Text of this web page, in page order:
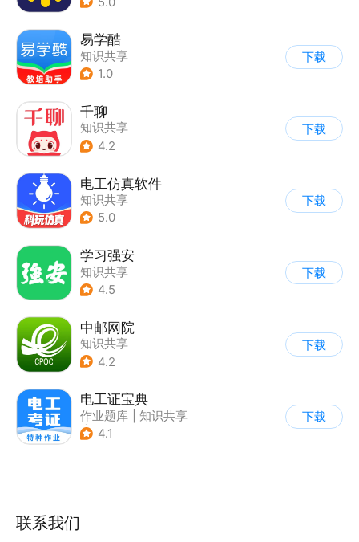
易学酷
知识共享
1.0
下载
千聊
知识共享
4.2
下载
电工仿真软件
知识共享
5.0
下载
学习强安
知识共享
4.5
下载
中邮网院
知识共享
4.2
下载
电工证宝典
作业题库
知识共享
| 其他
4.1
下载
联系我们